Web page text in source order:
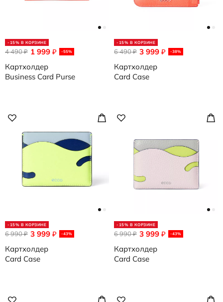
-15% В КОРЗИНЕ
1 999 ₽ -55%
4 490₽
Картхолдер
Business Card Purse
-15% В КОРЗИНЕ
3 999 ₽ -38%
6 490₽
Картхолдер
Card Case
-15% В КОРЗИНЕ
3 999 ₽ -43%
6 990₽
Картхолдер
Card Case
-15% В КОРЗИНЕ
3 999 ₽ -43%
6 990₽
Картхолдер
Card Case